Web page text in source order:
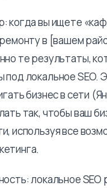
когда вы ищете
в [вашем
те результаты,
локальное SEO.
бизнес в сети
так, чтобы ваш
используя все
локальное